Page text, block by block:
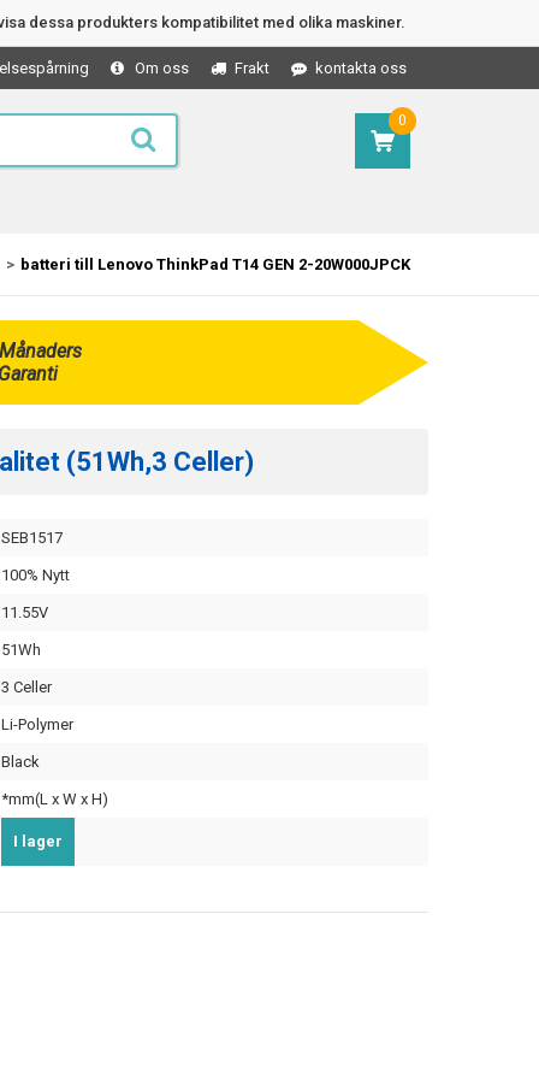
dessa produkters kompatibilitet med olika maskiner.
kontakta oss
Frakt
Om oss
0
batteri till Lenovo ThinkPad T14 GEN 2-20W000JPCK
(51Wh,3 Celler)
SEB1517
100% Nytt
11.55V
51Wh
3 Celler
Li-Polymer
Black
*mm(L x W x H)
I lager